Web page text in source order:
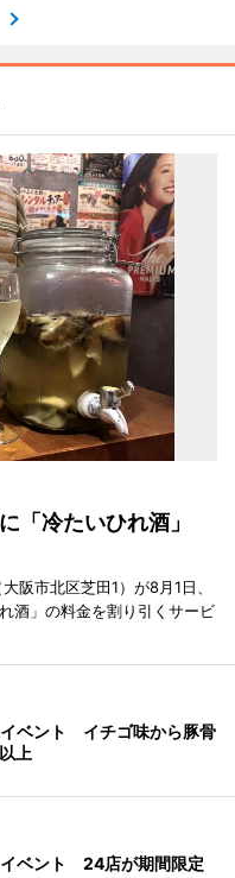
「冷たいひれ酒」
阪市北区芝田1）が8月1日、
酒」の料金を割り引くサービ
ベント イチゴ味から豚骨
上
ベント 24店が期間限定